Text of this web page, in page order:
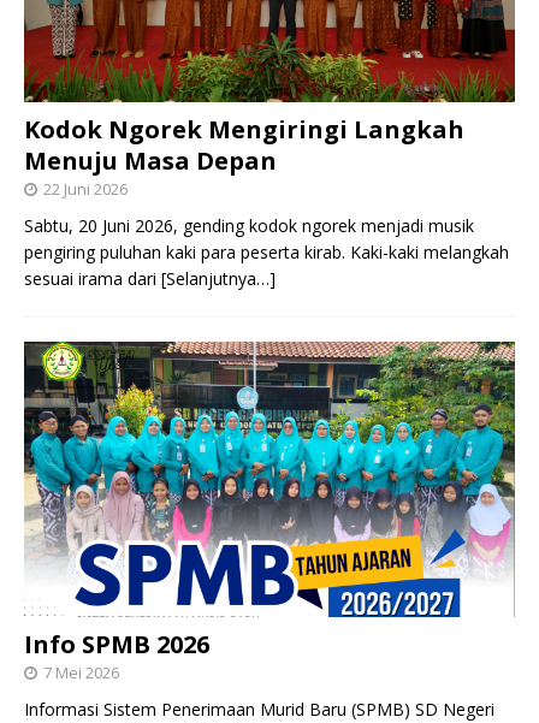
Kodok Ngorek Mengiringi Langkah
Menuju Masa Depan
22 Juni 2026
Sabtu, 20 Juni 2026, gending kodok ngorek menjadi musik
pengiring puluhan kaki para peserta kirab. Kaki-kaki melangkah
sesuai irama dari [Selanjutnya…]
Info SPMB 2026
7 Mei 2026
Informasi Sistem Penerimaan Murid Baru (SPMB) SD Negeri